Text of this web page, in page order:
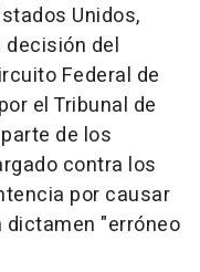
Unidos,
decisión del
Federal de
el Tribunal de
de los
contra los
por causar
dictamen "erróneo